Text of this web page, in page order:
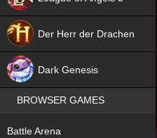
Der Herr der Drachen
Dark Genesis
BROWSER GAMES
Battle Arena